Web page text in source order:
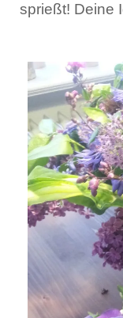
sprießt! Deine